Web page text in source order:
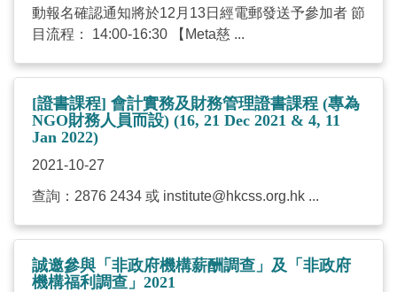
動報名確認通知將於12月13日經電郵發送予參加者 節
目流程： 14:00-16:30 【Meta慈 ...
[證書課程] 會計實務及財務管理證書課程 (專為
NGO財務人員而設) (16, 21 Dec 2021 & 4, 11
Jan 2022)
2021-10-27
查詢：2876 2434 或 institute@hkcss.org.hk ...
誠邀參與「非政府機構薪酬調查」及「非政府
機構福利調查」2021